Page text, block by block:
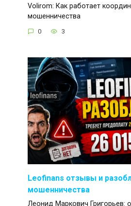
Volirom: Как работает
мошенничества
0 3
Leofinans отзывы и
мошенничества
Леонид Маркович Григорьев: